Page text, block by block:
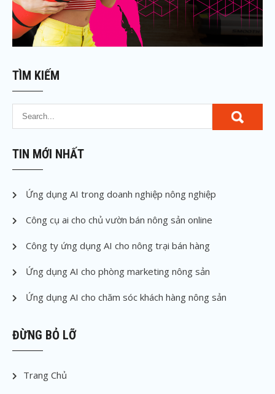
TÌM KIẾM
TIN MỚI NHẤT
Ứng dụng AI trong doanh nghiệp nông nghiệp
Công cụ ai cho chủ vườn bán nông sản online
Công ty ứng dụng AI cho nông trại bán hàng
Ứng dụng AI cho phòng marketing nông sản
Ứng dụng AI cho chăm sóc khách hàng nông sản
ĐỪNG BỎ LỠ
Trang Chủ